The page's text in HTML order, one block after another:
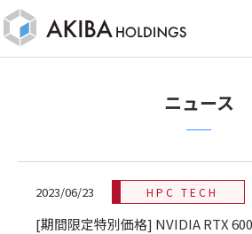
ニュース
2023/06/23 HPC TECH
[期間限定特別価格] NVIDIA RTX